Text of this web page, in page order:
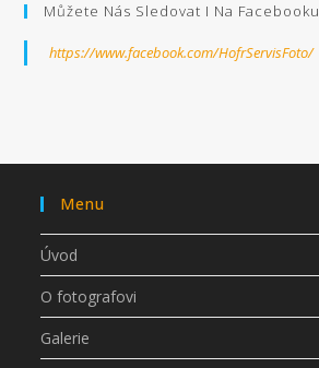
Můžete Nás Sledovat I Na Facebooku
https://www.facebook.com/HofrServisFoto/
Menu
Úvod
O fotografovi
Galerie